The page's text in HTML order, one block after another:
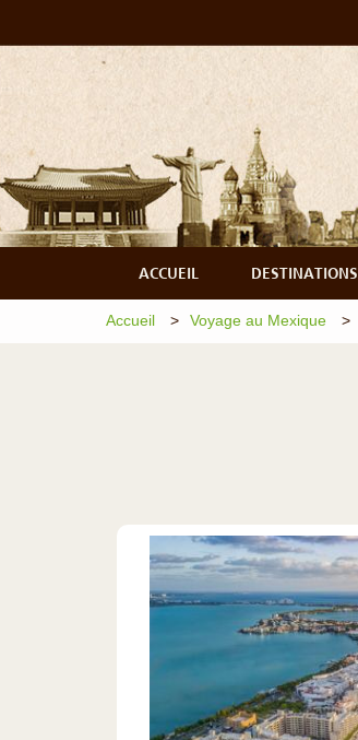
ACCUEIL DESTINATIONS
Accueil Voyage au Mexique